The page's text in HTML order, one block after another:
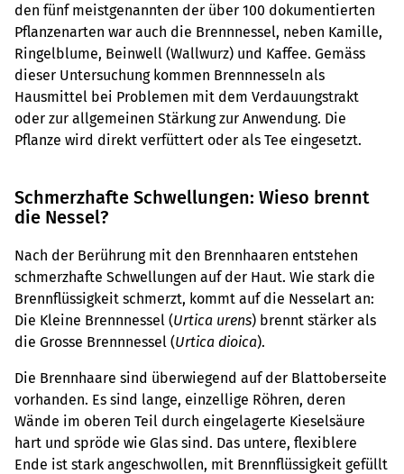
den fünf meistgenannten der über 100 dokumentierten
Pflanzenarten war auch die Brennnessel, neben Kamille,
Ringelblume, Beinwell (Wallwurz) und Kaffee. Gemäss
dieser Untersuchung kommen Brennnesseln als
Hausmittel bei Problemen mit dem Verdauungstrakt
oder zur allgemeinen Stärkung zur Anwendung. Die
Pflanze wird direkt verfüttert oder als Tee eingesetzt.
Schmerzhafte Schwellungen: Wieso brennt
die Nessel?
Nach der Berührung mit den Brennhaaren entstehen
schmerzhafte Schwellungen auf der Haut. Wie stark die
Brennflüssigkeit schmerzt, kommt auf die Nesselart an:
Die Kleine Brennnessel (Urtica urens) brennt stärker als
die Grosse Brennnessel (Urtica dioica).
Die Brennhaare sind überwiegend auf der Blattoberseite
vorhanden. Es sind lange, einzellige Röhren, deren
Wände im oberen Teil durch eingelagerte Kieselsäure
hart und spröde wie Glas sind. Das untere, flexiblere
Ende ist stark angeschwollen, mit Brennflüssigkeit gefüllt